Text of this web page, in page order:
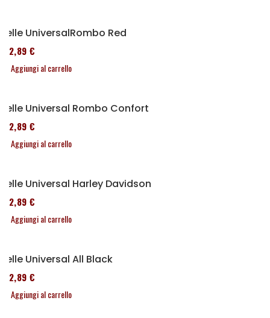
Selle UniversalRombo Red
152,89 €
Aggiungi al carrello
Selle Universal Rombo Confort
152,89 €
Aggiungi al carrello
Selle Universal Harley Davidson
152,89 €
Aggiungi al carrello
Selle Universal All Black
152,89 €
Aggiungi al carrello